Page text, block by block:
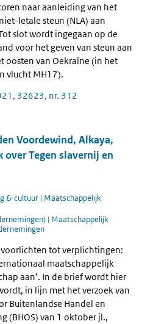
naar aanleiding van het
letale steun (NLA) aan
slot wordt ingegaan op de
voor het geven van steun aan
oosten van Oekraïne (in het
vlucht MH17).
32623, nr. 312
Voordewind, Alkaya,
over Tegen slavernij en
& cultuur | Maatschappelijk
| Maatschappelijk
voorlichten tot verplichtingen:
maatschappelijk
aan’. In de brief wordt hier
in lijn met het verzoek van
Buitenlandse Handel en
(BHOS) van 1 oktober jl.,